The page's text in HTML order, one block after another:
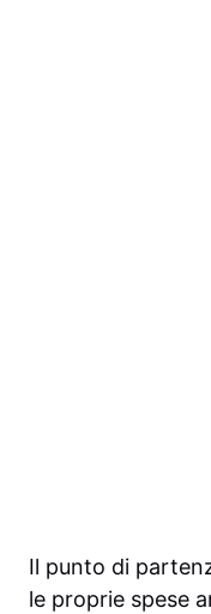
Il punto di
le proprie spese